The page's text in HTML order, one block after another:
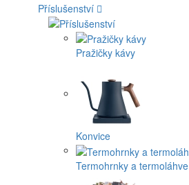
Příslušenství
Pražičky kávy
Konvice
Termohrnky a termoláhve